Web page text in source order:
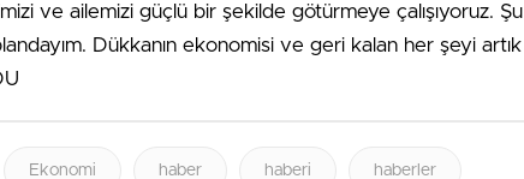
ve ailemizi güçlü bir şekilde götürmeye çalışıyoruz. Şu
Dükkanın ekonomisi ve geri kalan her şeyi artık
Ekonomi haber haberi haberler